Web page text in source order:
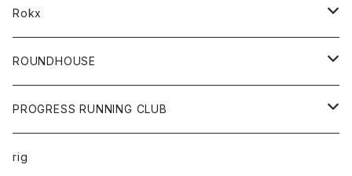
バック
カットソー
カーディガン
ボトムス
ショートパンツ
パンツ
レディース
カットソー
コート
バック
ショートパンツ
Rokx
ボトム
ROUNDHOUSE
エプロン
キッズ
PROGRESS RUNNING CLUB
トップス
rig